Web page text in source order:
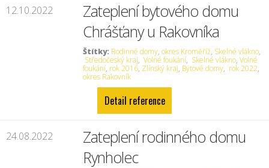
12.10.2022
Zateplení bytového domu
Chrášťany u Rakovníka
Štítky: Rodinné domy,okres Kroměříž, Skelné vlákno,
Středočeský kraj, Volné foukání, Skelné vlákno,Volné
foukání, rok 2016, Zlínský kraj, Bytové domy, rok 2022,
okres Rakovník
Detail reference
24.08.2022
Zateplení rodinného domu
Rynholec